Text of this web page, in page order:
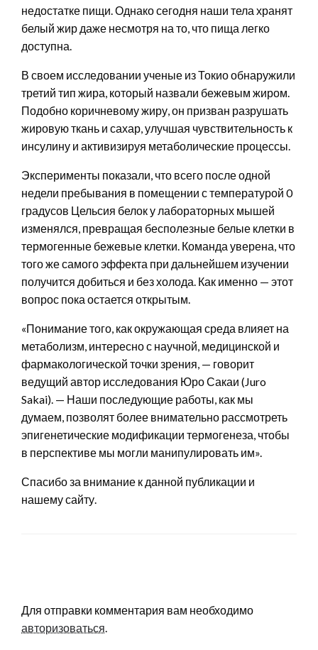
недостатке пищи. Однако сегодня наши тела хранят
белый жир даже несмотря на то, что пища легко
доступна.
В своем исследовании ученые из Токио обнаружили
третий тип жира, который назвали бежевым жиром.
Подобно коричневому жиру, он призван разрушать
жировую ткань и сахар, улучшая чувствительность к
инсулину и активизируя метаболические процессы.
Эксперименты показали, что всего после одной
недели пребывания в помещении с температурой 0
градусов Цельсия белок у лабораторных мышей
изменялся, превращая бесполезные белые клетки в
термогенные бежевые клетки. Команда уверена, что
того же самого эффекта при дальнейшем изучении
получится добиться и без холода. Как именно — этот
вопрос пока остается открытым.
«Понимание того, как окружающая среда влияет на
метаболизм, интересно с научной, медицинской и
фармакологической точки зрения, — говорит
ведущий автор исследования Юро Сакаи (Juro
Sakai). — Наши последующие работы, как мы
думаем, позволят более внимательно рассмотреть
эпигенетические модификации термогенеза, чтобы
в перспективе мы могли манипулировать им».
Спасибо за внимание к данной публикации и
нашему сайту.
Для отправки комментария вам необходимо
авторизоваться.